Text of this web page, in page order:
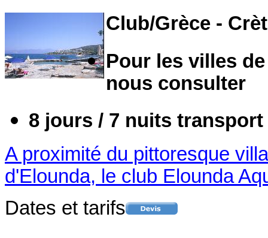
Club/Grèce -
Pour les villes
nous consulter
8 jours / 7 nuits transport
A proximité du pittoresque
d'Elounda, le club Elounda
Dates et tarifs